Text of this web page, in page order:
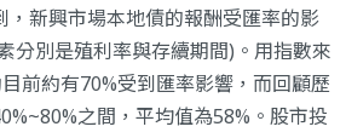
，新興市場本地債的報酬受匯率的影
分別是殖利率與存續期間)。用指數來
前約有70%受到匯率影響，而回顧歷
之間，平均值為58%。股市投